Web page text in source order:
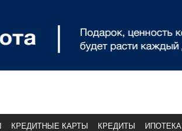
КРЕДИТНЫЕ КАРТЫ КРЕДИТЫ ИПОТЕКА